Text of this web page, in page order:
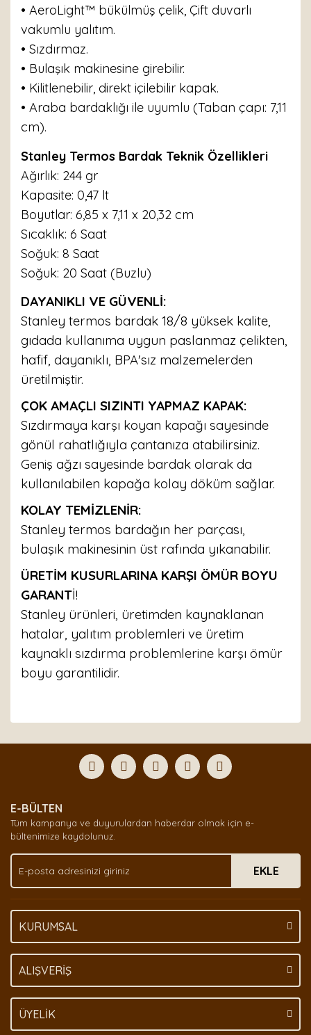
• AeroLight™ bükülmüş çelik, Çift duvarlı
vakumlu yalıtım.
• Sızdırmaz.
• Bulaşık makinesine girebilir.
• Kilitlenebilir, direkt içilebilir kapak.
• Araba bardaklığı ile uyumlu (Taban çapı: 7,11
cm).
Stanley Termos Bardak Teknik Özellikleri
Ağırlık: 244 gr
Kapasite: 0,47 lt
Boyutlar: 6,85 x 7,11 x 20,32 cm
Sıcaklık: 6 Saat
Soğuk: 8 Saat
Soğuk: 20 Saat (Buzlu)
DAYANIKLI VE GÜVENLİ:
Stanley termos bardak 18/8 yüksek kalite,
gıdada kullanıma uygun paslanmaz çelikten,
hafif, dayanıklı, BPA'sız malzemelerden
üretilmiştir.
ÇOK AMAÇLI SIZINTI YAPMAZ KAPAK:
Sızdırmaya karşı koyan kapağı sayesinde
gönül rahatlığıyla çantanıza atabilirsiniz.
Geniş ağzı sayesinde bardak olarak da
kullanılabilen kapağa kolay döküm sağlar.
KOLAY TEMİZLENİR:
Stanley termos bardağın her parçası,
bulaşık makinesinin üst rafında yıkanabilir.
ÜRETİM KUSURLARINA KARŞI ÖMÜR BOYU
GARANTİ!
Stanley ürünleri, üretimden kaynaklanan
hatalar, yalıtım problemleri ve üretim
kaynaklı sızdırma problemlerine karşı ömür
boyu garantilidir.
Yorum Yaz
formunu kullanarak tarafımıza iletebilirsiniz.
Görüş ve önerileriniz için teşekkür ederiz.
Ürün açıklamasında eksik bilgiler bulunuyor.
Ürün bilgilerinde hatalar bulunuyor.
Bu ürüne benzer farklı alternatifler olmalı.
E-BÜLTEN
Tüm kampanya ve duyurulardan haberdar olmak için e-
bültenimize kaydolunuz.
EKLE
KURUMSAL
ALIŞVERİŞ
ÜYELİK